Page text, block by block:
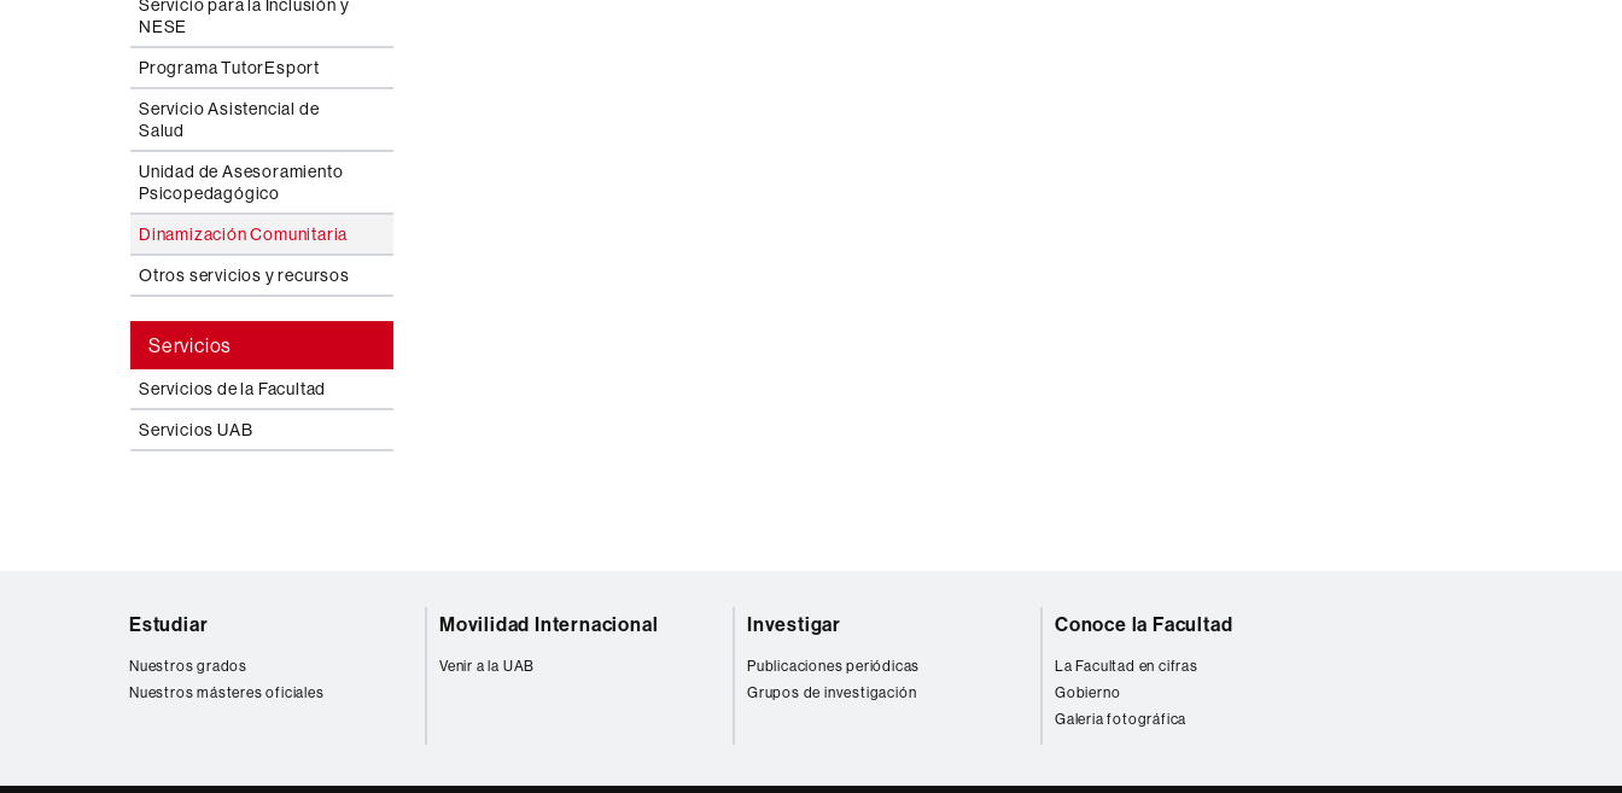
Servicio para la Inclusión y
NESE
Programa TutorEsport
Servicio Asistencial de
Salud
Unidad de Asesoramiento
Psicopedagógico
Dinamización Comunitaria
Otros servicios y recursos
Servicios
Servicios de la Facultad
Servicios UAB
Estudiar
Nuestros grados
Nuestros másteres oficiales
Movilidad Internacional
Venir a la UAB
Investigar
Publicaciones periódicas
Grupos de investigación
Conoce la Facultad
La Facultad en cifras
Gobierno
Galeria fotográfica